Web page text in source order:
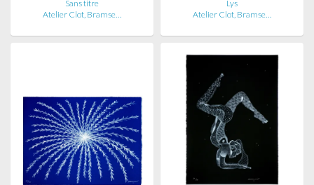
Sans titre
Atelier Clot, Bramse…
Lys
Atelier Clot, Bramse…